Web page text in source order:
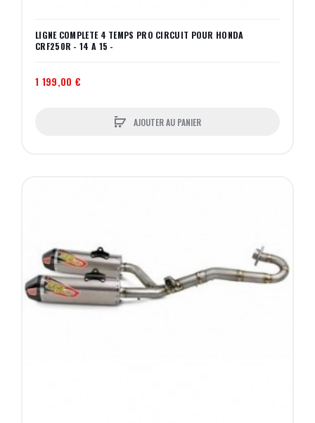
LIGNE COMPLETE 4 TEMPS PRO CIRCUIT POUR HONDA
CRF250R - 14 A 15 -
1 199,00 €
AJOUTER AU PANIER